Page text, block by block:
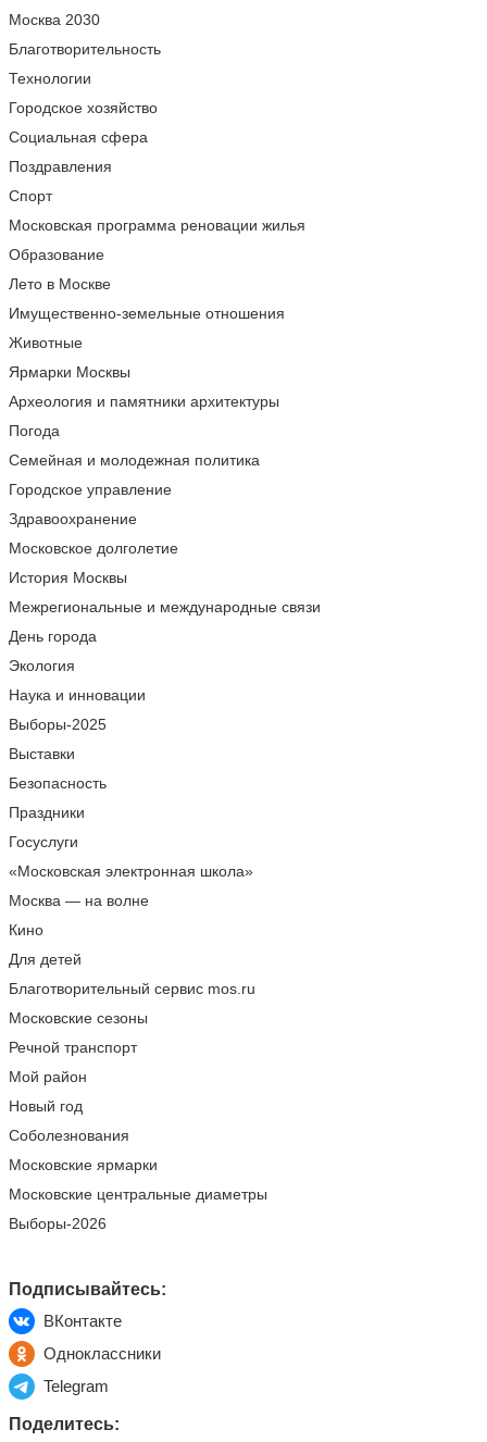
Москва 2030
Благотворительность
Технологии
Городское хозяйство
Социальная сфера
Поздравления
Спорт
Московская программа реновации жилья
Образование
Лето в Москве
Имущественно-земельные отношения
Животные
Ярмарки Москвы
Археология и памятники архитектуры
Погода
Семейная и молодежная политика
Городское управление
Здравоохранение
Московское долголетие
История Москвы
Межрегиональные и международные связи
День города
Экология
Наука и инновации
Выборы-2025
Выставки
Безопасность
Праздники
Госуслуги
«Московская электронная школа»
Москва — на волне
Кино
Для детей
Благотворительный сервис mos.ru
Московские сезоны
Речной транспорт
Мой район
Новый год
Соболезнования
Московские ярмарки
Московские центральные диаметры
Выборы-2026
Подписывайтесь:
ВКонтакте
Одноклассники
Telegram
Поделитесь: